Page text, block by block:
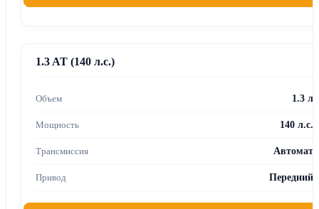
1.3 AT (140 л.с.)
1.3 л
140 л.с.
Автомат
Передний